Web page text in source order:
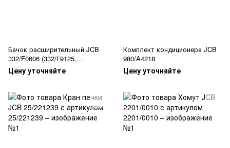
Бачок расширительный JCB
332/F0606 (332/Е9125,
332/E4993, 346/90014)
Цену уточняйте
Комплект кондиционера JCB
980/A4218
Цену уточняйте